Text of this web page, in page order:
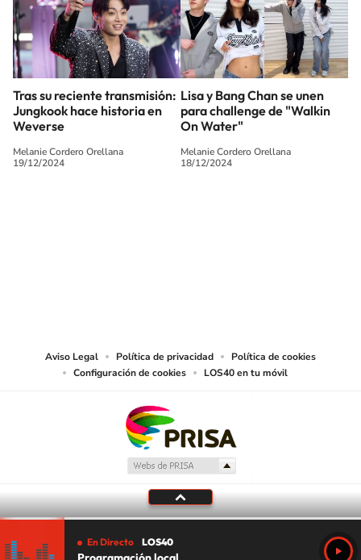
Tras su reciente transmisión:
Jungkook hace historia en
Weverse
Melanie Cordero Orellana
19/12/2024
Lisa y Bang Chan se unen
para challenge de "Walkin
On Water"
Melanie Cordero Orellana
18/12/2024
Aviso Legal Política de privacidad
Política de cookies
Configuración de cookies
LOS40 en tu móvil
En Directo LOS40